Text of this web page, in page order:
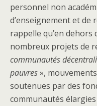
personnel non
d’enseignement et de
rappelle qu’en
nombreux projets de
communautés
pauvres»,
soutenues par des
communautés